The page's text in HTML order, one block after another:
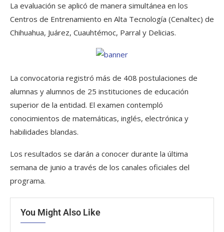
La evaluación se aplicó de manera simultánea en los
Centros de Entrenamiento en Alta Tecnología (Cenaltec) de
Chihuahua, Juárez, Cuauhtémoc, Parral y Delicias.
La convocatoria registró más de 408 postulaciones de
alumnas y alumnos de 25 instituciones de educación
superior de la entidad. El examen contempló
conocimientos de matemáticas, inglés, electrónica y
habilidades blandas.
Los resultados se darán a conocer durante la última
semana de junio a través de los canales oficiales del
programa.
You Might Also Like